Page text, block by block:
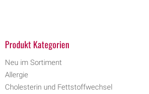
Produkt Kategorien
Neu im Sortiment
Allergie
Cholesterin und Fettstoffwechsel